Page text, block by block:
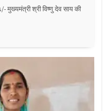
मुख्यमंत्री श्री विष्णु देव साय की